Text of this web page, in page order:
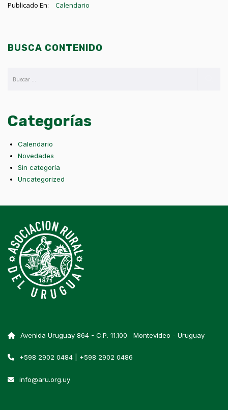
Publicado En: Calendario
BUSCA CONTENIDO
Categorías
Calendario
Novedades
Sin categoría
Uncategorized
Avenida Uruguay 864 - C.P. 11.100 Montevideo - Uruguay
+598 2902 0484 | +598 2902 0486
info@aru.org.uy